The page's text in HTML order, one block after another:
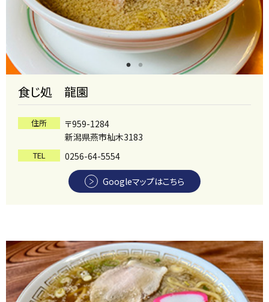
食じ処 龍園
住所
〒959-1284
新潟県燕市杣木3183
TEL 0256-64-5554
Googleマップはこちら